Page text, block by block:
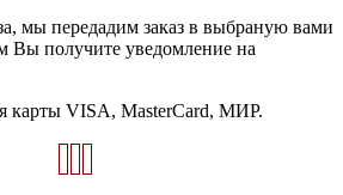
мы передадим заказ в выбраную вами
Вы получите уведомление на
карты VISA, MasterCard, МИР.